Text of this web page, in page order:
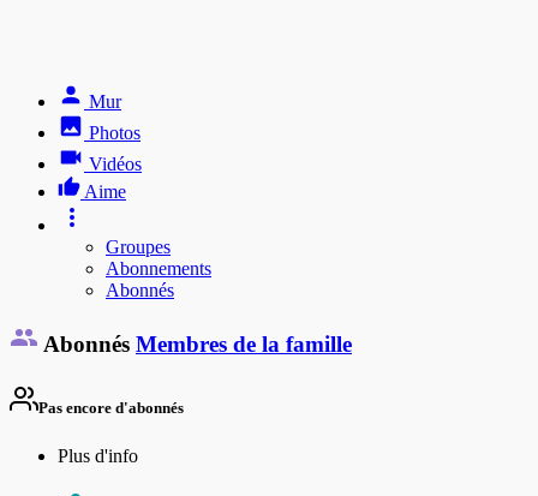
Mur
Photos
Vidéos
Aime
Groupes
Abonnements
Abonnés
Abonnés Membres de la famille
Pas encore d'abonnés
Plus d'info